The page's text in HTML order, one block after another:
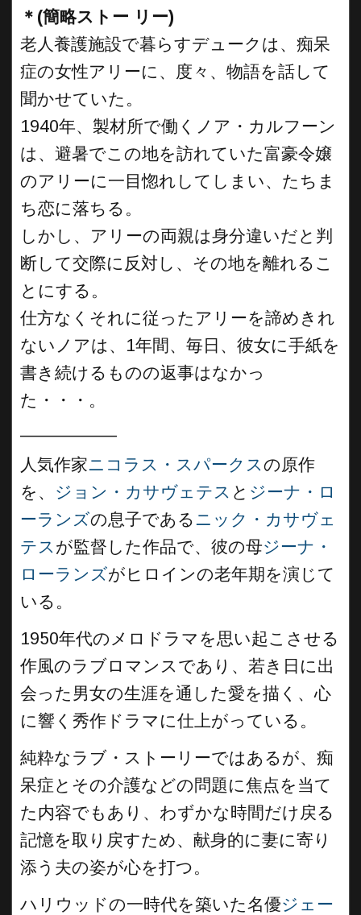
＊(簡略ストー リー)
老人養護施設で暮らすデュークは、痴呆
症の女性アリーに、度々、物語を話して
聞かせていた。
1940年、製材所で働くノア・カルフーン
は、避暑でこの地を訪れていた富豪令嬢
のアリーに一目惚れしてしまい、たちま
ち恋に落ちる。
しかし、アリーの両親は身分違いだと判
断して交際に反対し、その地を離れるこ
とにする。
仕方なくそれに従ったアリーを諦めきれ
ないノアは、1年間、毎日、彼女に手紙を
書き続けるものの返事はなかっ
た・・・。
人気作家ニコラス・スパークスの原作
を、 ジョン・カサヴェテス と ジーナ・ロ
ーランズの息子であるニック・カサヴェ
テスが監督した作品で、彼の母ジーナ・
ローランズがヒロインの老年期を演じて
いる。
1950年代のメロドラマを思い起こさせる
作風のラブロマンスであり、若き日に出
会った男女の生涯を通した愛を描く、心
に響く秀作ドラマに仕上がっている。
純粋なラブ・ストーリーではあるが、痴
呆症とその介護などの問題に焦点を当て
た内容でもあり、わずかな時間だけ戻る
記憶を取り戻すため、献身的に妻に寄り
添う夫の姿が心を打つ。
ハリウッドの一時代を築いた名優ジェー